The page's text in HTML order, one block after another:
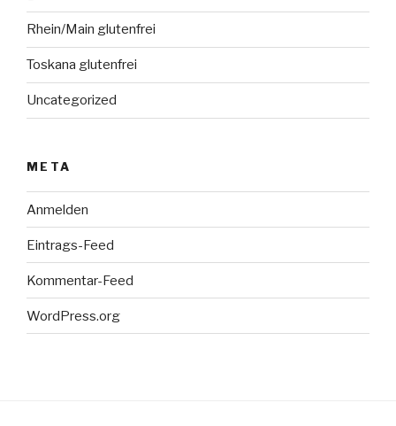
Rhein/Main glutenfrei
Toskana glutenfrei
Uncategorized
META
Anmelden
Eintrags-Feed
Kommentar-Feed
WordPress.org